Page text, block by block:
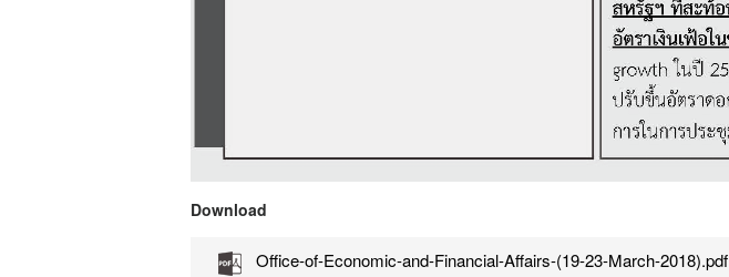
Download
Office-of-Economic-and-Financial-Affairs-(19-23-March-2018).pdf